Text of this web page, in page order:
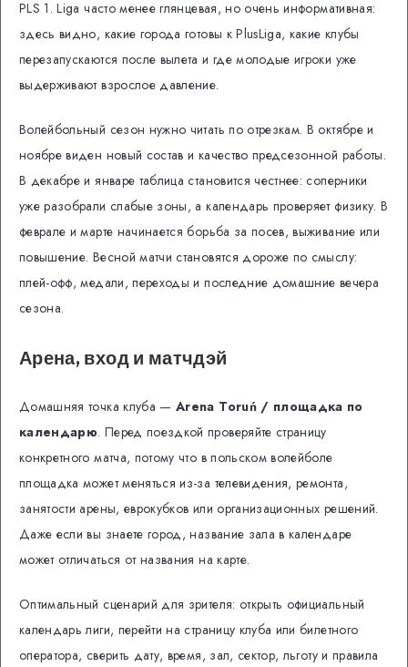
PLS 1. Liga часто менее глянцевая, но очень информативная:
здесь видно, какие города готовы к PlusLiga, какие клубы
перезапускаются после вылета и где молодые игроки уже
выдерживают взрослое давление.
Волейбольный сезон нужно читать по отрезкам. В октябре и
ноябре виден новый состав и качество предсезонной работы.
В декабре и январе таблица становится честнее: соперники
уже разобрали слабые зоны, а календарь проверяет физику. В
феврале и марте начинается борьба за посев, выживание или
повышение. Весной матчи становятся дороже по смыслу:
плей-офф, медали, переходы и последние домашние вечера
сезона.
Арена, вход и матчдэй
Домашняя точка клуба —Arena Toruń / площадка по
календарю. Перед поездкой проверяйте страницу
конкретного матча, потому что в польском волейболе
площадка может меняться из-за телевидения, ремонта,
занятости арены, еврокубков или организационных решений.
Даже если вы знаете город, название зала в календаре
может отличаться от названия на карте.
Оптимальный сценарий для зрителя: открыть официальный
календарь лиги, перейти на страницу клуба или билетного
оператора, сверить дату, время, зал, сектор, льготу и правила